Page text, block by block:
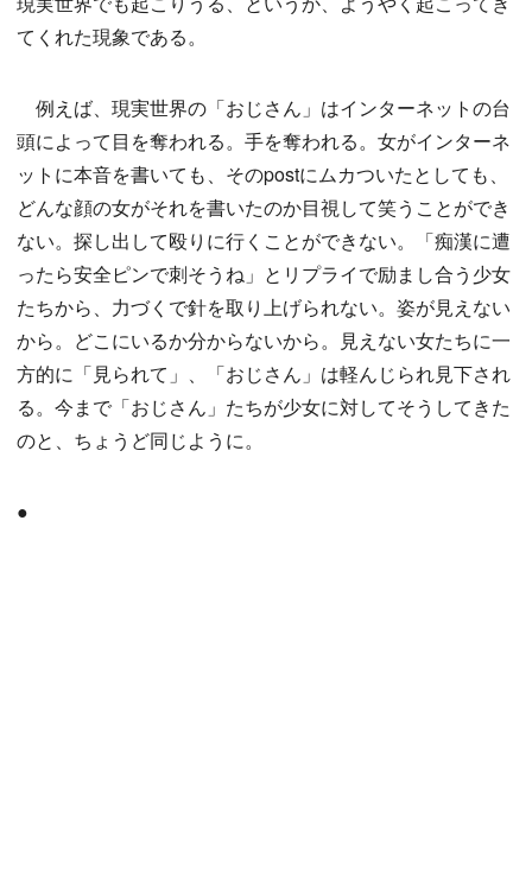
てくれた現象である。
例えば、現実世界の「おじさん」はインターネットの台
頭によって目を奪われる。手を奪われる。女がインターネ
ットに本音を書いても、そのpostにムカついたとしても、
どんな顔の女がそれを書いたのか目視して笑うことができ
ない。探し出して殴りに行くことができない。「痴漢に遭
ったら安全ピンで刺そうね」とリプライで励まし合う少女
たちから、力づくで針を取り上げられない。姿が見えない
から。どこにいるか分からないから。見えない女たちに一
方的に「見られて」、「おじさん」は軽んじられ見下され
る。今まで「おじさん」たちが少女に対してそうしてきた
のと、ちょうど同じように。
●